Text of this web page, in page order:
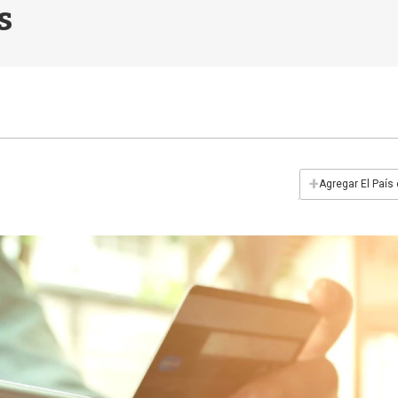
+Agregar El País